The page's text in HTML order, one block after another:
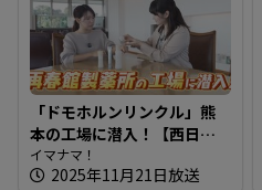
「ドモホルンリンクル」熊
本の工場に潜入！【西日本
完全制覇の旅】
イマナマ！
2025年11月21日放送